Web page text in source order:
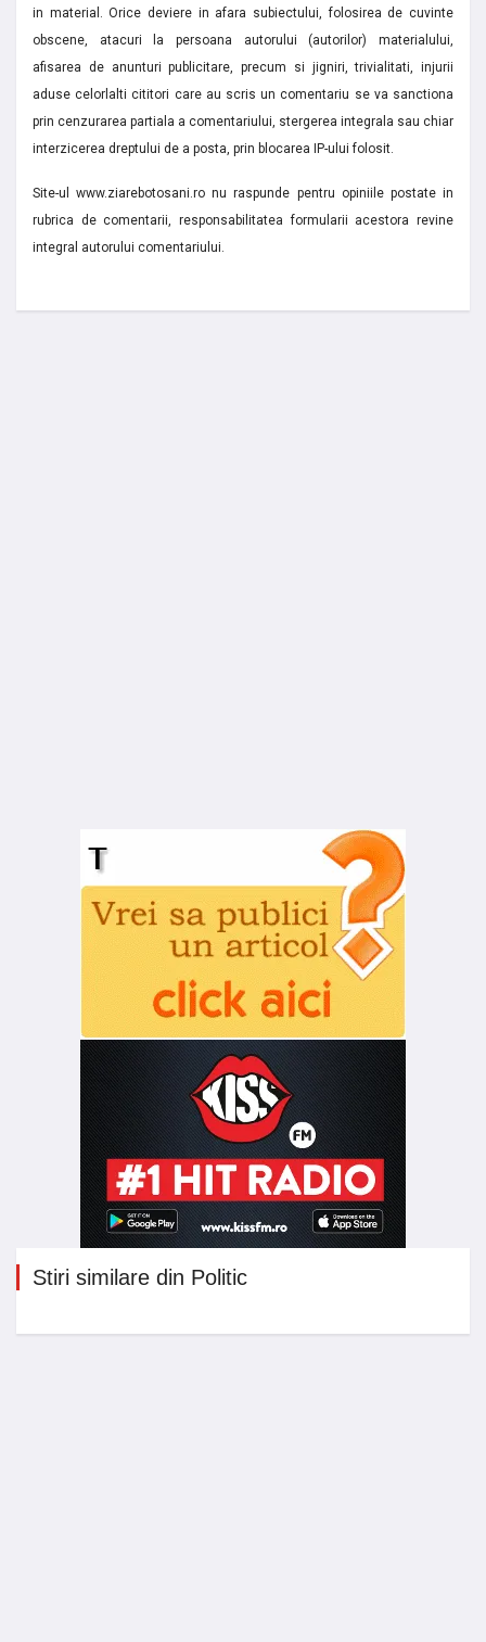
in material. Orice deviere in afara subiectului, folosirea de cuvinte
obscene, atacuri la persoana autorului (autorilor) materialului,
afisarea de anunturi publicitare, precum si jigniri, trivialitati, injurii
aduse celorlalti cititori care au scris un comentariu se va sanctiona
prin cenzurarea partiala a comentariului, stergerea integrala sau chiar
interzicerea dreptului de a posta, prin blocarea IP-ului folosit.
Site-ul www.ziarebotosani.ro nu raspunde pentru opiniile postate in
rubrica de comentarii, responsabilitatea formularii acestora revine
integral autorului comentariului.
Stiri similare din Politic